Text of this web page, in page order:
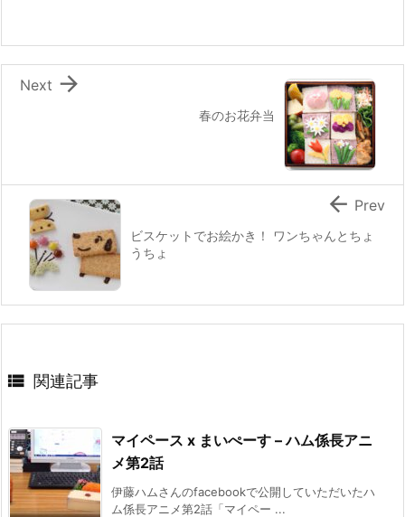
o
k
春のお花弁当

Next
ビスケットでお絵かき！ ワンちゃんとちょ
うちょ
 Prev
 関連記事
マイペース x まいぺーす – ハム係長アニ
メ第2話
伊藤ハムさんのfacebookで公開していただいたハ
ム係長アニメ第2話「マイペー ...